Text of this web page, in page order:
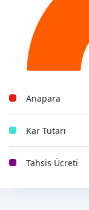
Anapara
Kar Tutarı
Tahsis Ücreti